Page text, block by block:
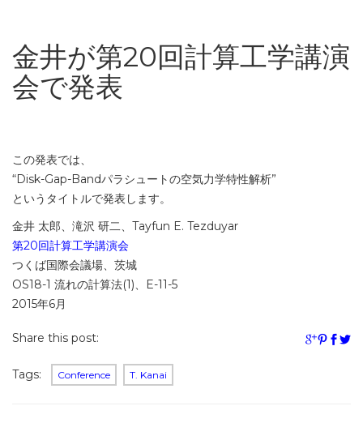
金井が第20回計算工学講演
会で発表
この発表では、
“Disk-Gap-Bandパラシュートの空気力学特性解析”
というタイトルで発表します。
金井 太郎、滝沢 研二、Tayfun E. Tezduyar
第20回計算工学講演会
つくば国際会議場、茨城
OS18-1 流れの計算法(1)、E-11-5
2015年6月
Share this post:
Tags: Conference T. Kanai